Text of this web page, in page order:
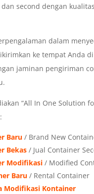
second dengan
dalam
ke tempat Anda
jaminan pengiriman
“All In One Solution
Baru / Brand New
Bekas / Jual Container
Modifikasi / Modified
Baru / Rental Container
Modifikasi Kontainer